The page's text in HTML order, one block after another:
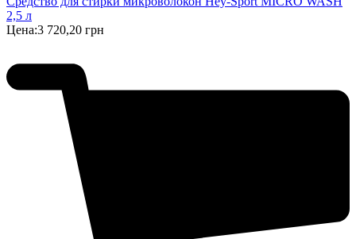
2,5 л
Цена:3 720,20 грн